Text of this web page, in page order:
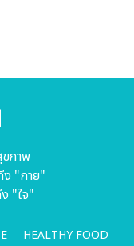
ภาพ
"กาย"
"ใจ"
HEALTHY FOOD